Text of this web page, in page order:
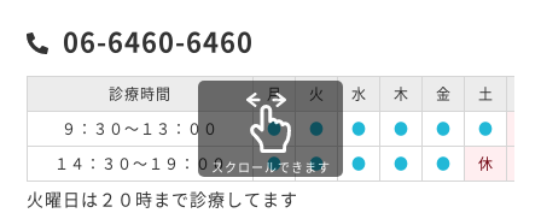
06-6460-6460
診療時間 月 火 水 木 金 土
９：３０～１３：００
● ● ● ● ● ●
１４：３０～１９：００
● ● ● ● ● 休
スクロールできます
火曜日は２０時まで診療してます